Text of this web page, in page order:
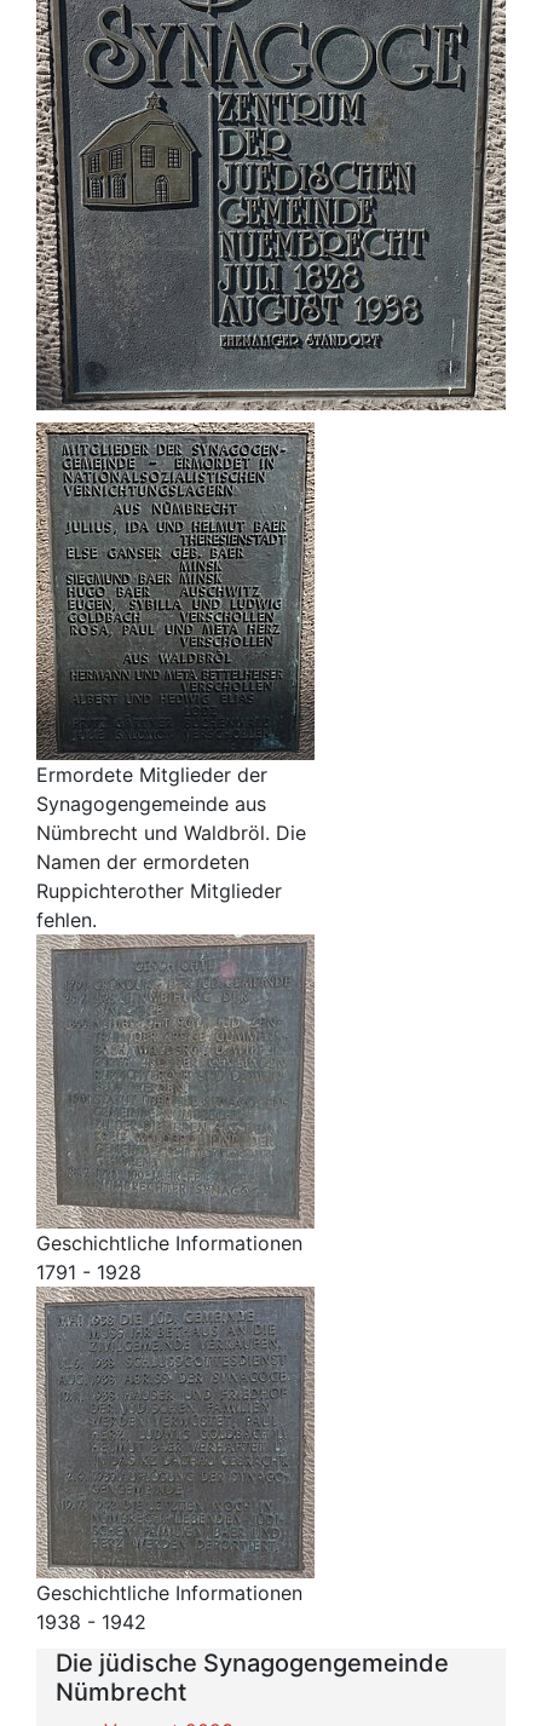
Ermordete Mitglieder der
Synagogengemeinde aus
Nümbrecht und Waldbröl. Die
Namen der ermordeten
Ruppichterother Mitglieder
fehlen.
Geschichtliche Informationen
1791 - 1928
Geschichtliche Informationen
1938 - 1942
Die jüdische Synagogengemeinde
Nümbrecht